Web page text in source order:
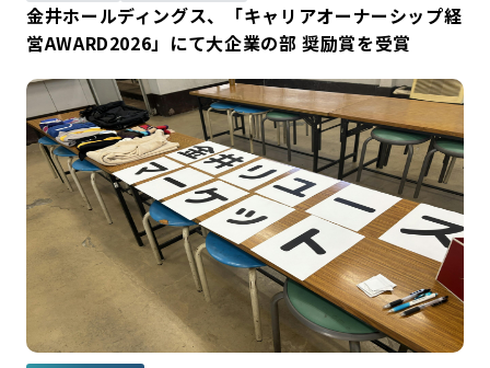
金井ホールディングス、「キャリアオーナーシップ経
営AWARD2026」にて大企業の部 奨励賞を受賞